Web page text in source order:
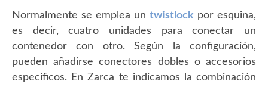
Normalmente se emplea un twistlock por esquina,
es decir, cuatro unidades para conectar un
contenedor con otro. Según la configuración,
pueden añadirse conectores dobles o accesorios
específicos. En Zarca te indicamos la combinación